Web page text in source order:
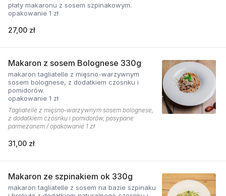
płaty makaronu z sosem szpinakowym.
opakowanie 1 zł
27,00 zł
Makaron z sosem Bolognese 330g
makaron tagliatelle z mięsno-warzywnym
sosem bolognese, z dodatkiem czosnku i
pomidorów.
opakowanie 1 zł
Tagliatelle z mięsno-warzywnym sosem bolognese,
z dodatkiem czosnku i pomidorów, posypane
parmezanem / opakowanie 1 zł
31,00 zł
Makaron ze szpinakiem ok 330g
makaron tagliatelle z sosem na bazie szpinaku